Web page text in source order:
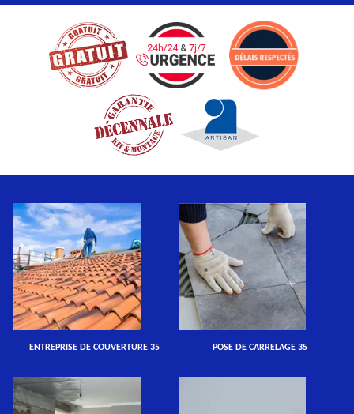
ENTREPRISE DE COUVERTURE 35 POSE DE CARRELAGE 35